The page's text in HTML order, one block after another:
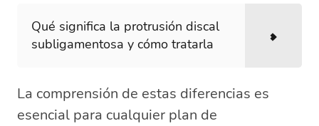
Qué significa la protrusión discal
subligamentosa y cómo tratarla
La comprensión de estas diferencias es
esencial para cualquier plan de